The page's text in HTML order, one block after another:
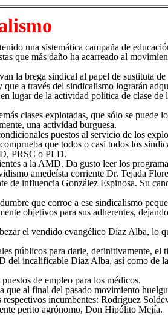
una sistemática campaña de
que más daño ha acarreado al
la brega sindical al papel de sustituta
a través del sindicalismo lograrán
lugar de la actividad política de clase de
clases explotadas, que sólo se
una actividad burguesa.
puestos al servicio de los
que todos o casi todos los
PRSC o PLD.
a la AMD. Da gusto leer los
amedeísta corriente Dr. Tejada
de influencia González Espinosa. Su
que corroe a ese sindicalismo
objetivos para sus adherentes,
el vendido evangélico Díaz Alba, lo
públicos para darle, definitivamente, el
incalificable Díaz Alba, así como de
de empleo para los médicos.
que al final del pasado movimiento
incumbentes: Rodríguez
perito agrónomo, Don Hipólito Mejía.